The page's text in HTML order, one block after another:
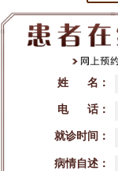
姓 名：
电 话：
就诊时间：
病情自述：